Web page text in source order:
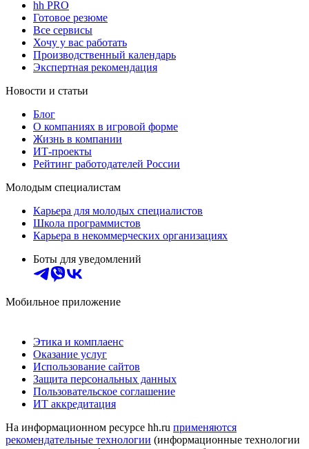
hh PRO
Готовое резюме
Все сервисы
Хочу у вас работать
Производственный календарь
Экспертная рекомендация
Новости и статьи
Блог
О компаниях в игровой форме
Жизнь в компании
ИТ-проекты
Рейтинг работодателей России
Молодым специалистам
Карьера для молодых специалистов
Школа программистов
Карьера в некоммерческих организациях
Боты для уведомлений
Мобильное приложение
Этика и комплаенс
Оказание услуг
Использование сайтов
Защита персональных данных
Пользовательское соглашение
ИТ аккредитация
На информационном ресурсе hh.ru применяются
рекомендательные технологии (информационные технологии